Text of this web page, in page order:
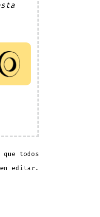
todos
editar.